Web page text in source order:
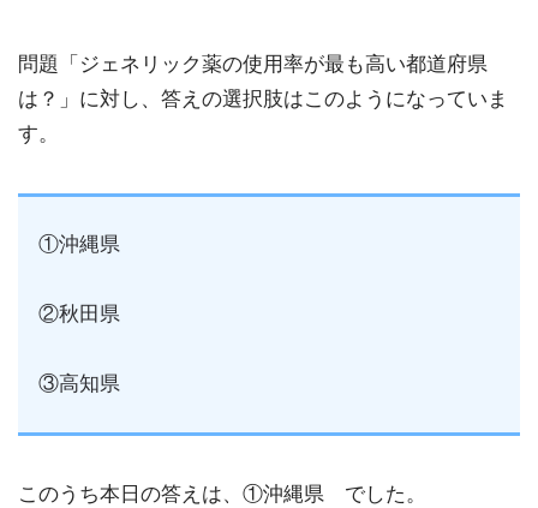
問題「ジェネリック薬の使用率が最も高い都道府県
は？」に対し、答えの選択肢はこのようになっていま
す。
①沖縄県
②秋田県
③高知県
このうち本日の答えは、①沖縄県 でした。